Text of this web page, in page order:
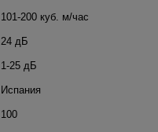
101-200 куб. м/час
24 дБ
1-25 дБ
Испания
100